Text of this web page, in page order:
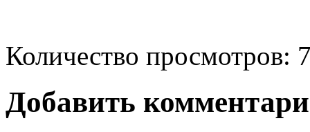
Количество просмотров:
Добавить